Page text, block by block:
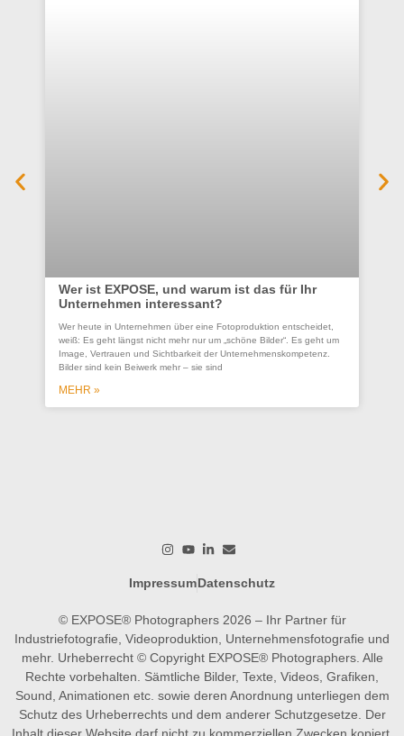
Wer ist EXPOSE, und warum ist das für Ihr
Unternehmen interessant?
Wer heute in Unternehmen über eine Fotoproduktion entscheidet,
weiß: Es geht längst nicht mehr nur um „schöne Bilder“. Es geht um
Image, Vertrauen und Sichtbarkeit der Unternehmenskompetenz.
Bilder sind kein Beiwerk mehr – sie sind
MEHR »
ImpressumDatenschutz
© EXPOSE® Photographers 2026 – Ihr Partner für
Industriefotografie, Videoproduktion, Unternehmensfotografie und
mehr. Urheberrecht © Copyright EXPOSE® Photographers. Alle
Rechte vorbehalten. Sämtliche Bilder, Texte, Videos, Grafiken,
Sound, Animationen etc. sowie deren Anordnung unterliegen dem
Schutz des Urheberrechts und dem anderer Schutzgesetze. Der